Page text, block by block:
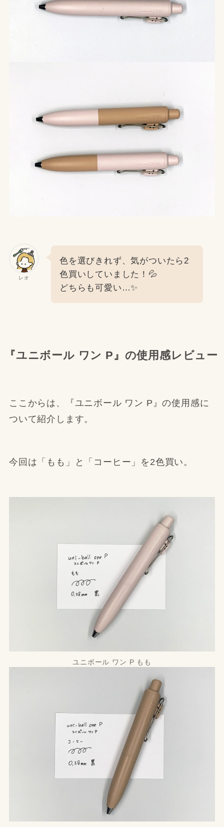
レオ
色を選びきれず、気がついたら2
色買いしていました！💦
どちらも可愛い…✨
『ユニボール ワン P』の使用感レビュー
ここからは、『ユニボール ワン P』の使用感に
ついて紹介します。
今回は「もも」と「コーヒー」を2色買い。
ユニボール ワン P もも